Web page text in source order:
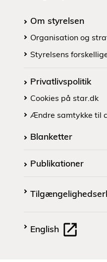
Om styrelsen
Organisation og
Styrelsens
Privatlivspolitik
Cookies på star.dk
Ændre samtykke til
Blanketter
Publikationer
English